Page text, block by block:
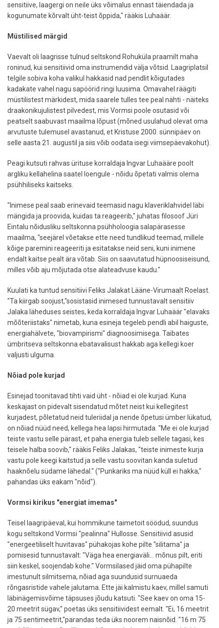
sensitiive, laagergi on neile üks võimalus ennast täiendada ja
kogunumate kõrvalt üht-teist õppida," rääkis Luhaäär.
Müstilised märgid
Vaevalt oli laagrisse tulnud seltskond Rohuküla praamilt maha
roninud, kui sensitiivid oma instrumendid välja võtsid. Laagriplatsil
telgile sobiva koha valikul hakkasid nad pendlit kõigutades
kadakate vahel nagu sapöörid ringi luusima. Omavahel räägiti
müstilistest märkidest, mida saarele tulles tee peal nähti - näiteks
draakonikujulistest pilvedest, mis Vormsi poole osutasid või
peatselt saabuvast maailma lõpust (mõned usulahud olevat oma
arvutuste tulemusel avastanud, et Kristuse 2000. sünnipäev on
selle aasta 21. augustil ja siis võib oodata isegi viimsepäevakohut).
Peagi kutsuti rahvas ürituse korraldaja Ingvar Luhaääre poolt
argliku kellahelina saatel loengule - nõidu õpetati valmis olema
psühhiliseks kaitseks.
"Inimese peal saab erinevaid teemasid nagu klaveriklahvidel läbi
mängida ja proovida, kuidas ta reageerib," juhatas filosoof Jüri
Eintalu nõidusliku seltskonna psühholoogia salapärasesse
maailma, "seejärel võetakse ette need tundlikud teemad, millele
kõige paremini reageeriti ja esitatakse neid seni, kuni inimene
endalt kaitse pealt ära võtab. Siis on saavutatud hüpnoosiseisund,
milles võib aju mõjutada otse alateadvuse kaudu."
Kuulati ka tuntud sensitiivi Feliks Jalakat Lääne-Virumaalt Roelast.
"Ta kiirgab soojust,"sosistasid inimesed tunnustavalt sensitiiv
Jalaka läheduses seistes, keda korraldaja Ingvar Luhaäär "elavaks
mõõteriistaks" nimetab, kuna esineja tegeleb pendli abil haiguste,
energiahälvete, "biovampirismi" diagnoosimisega. Taibates
ümbritseva seltskonna ebatavalisust hakkab aga kellegi koer
valjusti ulguma.
Nõiad pole kurjad
Esinejad toonitavad tihti vaid üht - nõiad ei ole kurjad. Kuna
keskajast on pidevalt sisendatud mõtet neist kui kellegitest
kurjadest, põletatud neid tuleriidal ja nende õpetusi ümber lükatud,
on nõiad nüüd need, kellega hea lapsi hirmutada. "Me ei ole kurjad
teiste vastu selle pärast, et paha energia tuleb sellele tagasi, kes
teisele halba soovib," rääkis Feliks Jalakas, "teiste inimeste kurja
vastu pole keegi kaitstud ja selle vastu soovitan kanda suletud
haaknõelu südame lähedal." ("Punkariks ma nüüd küll ei hakka,"
pahandas üks eakam "nõid").
Vormsi kirikus "energiat imemas"
Teisel laagripäeval, kui hommikune taimetoit söödud, suundus
kogu seltskond Vormsi "pealinna" Hullosse. Sensitiivid asusid
"energeetiliselt huvitavas" pühakojas kohe pilte "silitama" ja
pomisesid tunnustavalt: "Väga hea energiaväli... mõnus pilt, eriti
siin keskel, soojendab kohe." Vormsilased jäid oma pühapilte
imestunult silmitsema, nõiad aga suundusid surnuaeda
rõngasristide vahele jalutama. Ette jäi kalmistu kaev, millel samuti
läbinägemisvõime täpsuses jõudu katsuti. "See kaev on oma 15-
20 meetrit sügav," poetas üks sensitiividest eemalt. "Ei, 16 meetrit
ja 75 sentimeetrit,"parandas teda üks noorem naisnõid. "16 m 75